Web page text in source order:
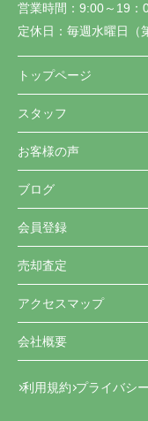
営業時間： 9:00～19：
定休日： 毎週水曜日（
トップページ
スタッフ
お客様の声
ブログ
会員登録
売却査定
アクセスマップ
会社概要
利用規約 プライバシ